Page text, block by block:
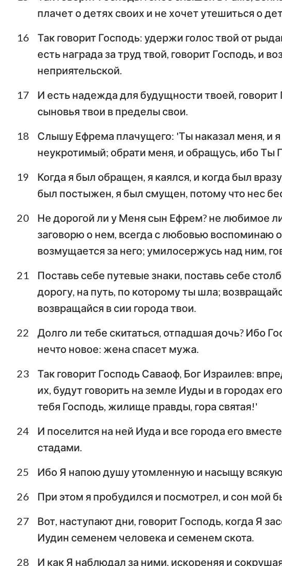
плачет о детях своих и не хочет утешиться о
16
Так говорит Господь: удержи голос твой от
есть награда за труд твой, говорит Господь, и
неприятельской.
17
И есть надежда для будущности твоей, говорит
сыновья твои в пределы свои.
18
Слышу Ефрема плачущего: 'Ты наказал меня, и я
неукротимый; обрати меня, и обращусь, ибо Ты
19
Когда я был обращен, я каялся, и когда был
был постыжен, я был смущен, потому что нес
20
Не дорогой ли у Меня сын Ефрем? не любимое ли
заговорю о нем, всегда с любовью воспоминаю
возмущается за него; умилосержусь над ним,
21
Поставь себе путевые знаки, поставь себе
дорогу, на путь, по которому ты шла;
возвращайся в сии города твои.
22
Долго ли тебе скитаться, отпадшая дочь? Ибо
нечто новое: жена спасет мужа.
23
Так говорит Господь Саваоф, Бог Израилев:
их, будут говорить на земле Иуды и в городах
тебя Господь, жилище правды, гора святая!'
24
И поселится на ней Иуда и все города его
стадами.
25
Ибо Я напою душу утомленную и насыщу
26
При этом я пробудился и посмотрел, и сон мой
27
Вот, наступают дни, говорит Господь, когда Я
Иудин семенем человека и семенем скота.
28
И как Я наблюдал за ними, искореняя и